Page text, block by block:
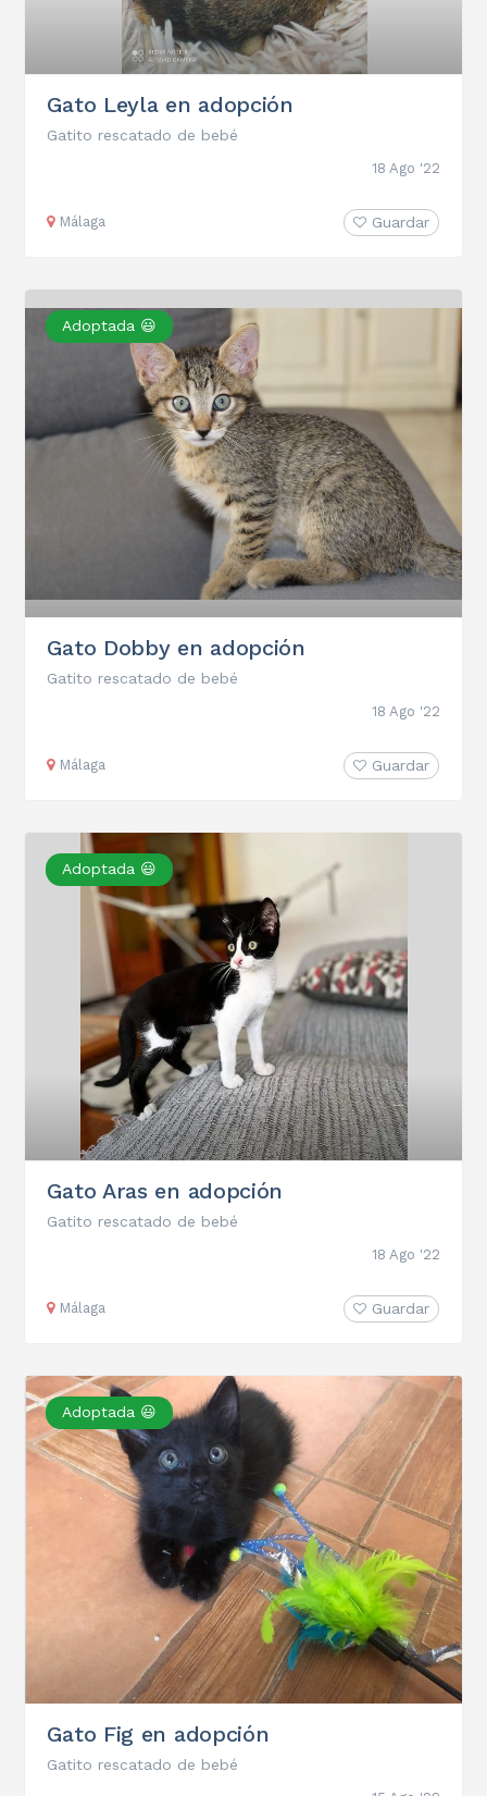
Gato Leyla en adopción
Gatito rescatado de bebé
18 Ago '22
Málaga Guardar
Adoptada 😃
Gato Dobby en adopción
Gatito rescatado de bebé
18 Ago '22
Málaga Guardar
Adoptada 😃
Gato Aras en adopción
Gatito rescatado de bebé
18 Ago '22
Málaga Guardar
Adoptada 😃
Gato Fig en adopción
Gatito rescatado de bebé